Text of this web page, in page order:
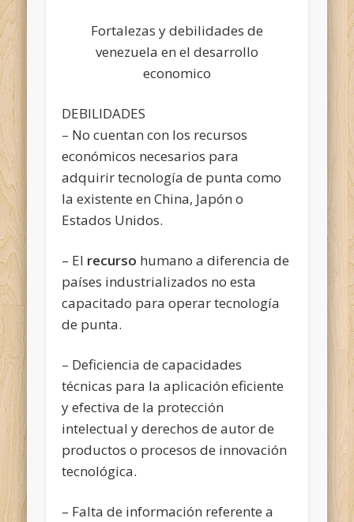
Fortalezas y debilidades de
venezuela en el desarrollo
economico
DEBILIDADES
– No cuentan con los recursos
económicos necesarios para
adquirir tecnología de punta como
la existente en China, Japón o
Estados Unidos.
– El recurso humano a diferencia de
países industrializados no esta
capacitado para operar tecnología
de punta.
– Deficiencia de capacidades
técnicas para la aplicación eficiente
y efectiva de la protección
intelectual y derechos de autor de
productos o procesos de innovación
tecnológica.
– Falta de información referente a